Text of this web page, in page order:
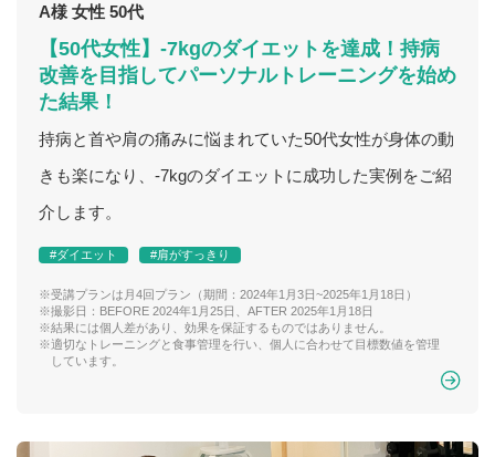
A様 女性 50代
【50代女性】-7kgのダイエットを達成！持病
改善を目指してパーソナルトレーニングを始め
た結果！
持病と首や肩の痛みに悩まれていた50代女性が身体の動
きも楽になり、-7kgのダイエットに成功した実例をご紹
介します。
#ダイエット #肩がすっきり
※受講プランは月4回プラン（期間：2024年1月3日~2025年1月18日）
※撮影日：BEFORE 2024年1月25日、AFTER 2025年1月18日
※結果には個人差があり、効果を保証するものではありません。
※適切なトレーニングと食事管理を行い、個人に合わせて目標数値を管理
しています。